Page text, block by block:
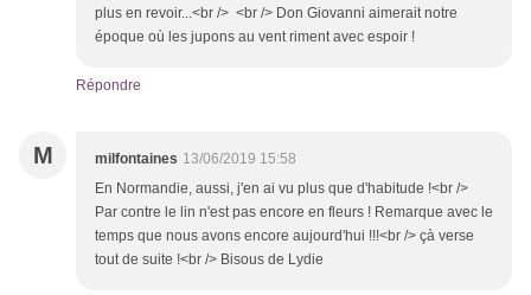
plus en revoir...<br /> <br /> Don Giovanni aimerait notre
époque où les jupons au vent riment avec espoir !
Répondre
M milfontaines 13/06/2019 15:58
En Normandie, aussi, j'en ai vu plus que d'habitude !<br />
Par contre le lin n'est pas encore en fleurs ! Remarque avec le
temps que nous avons encore aujourd'hui !!!<br /> çà verse
tout de suite !<br /> Bisous de Lydie